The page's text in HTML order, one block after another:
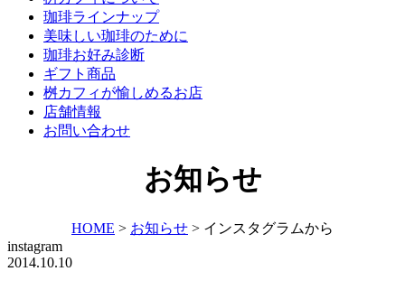
珈琲ラインナップ
美味しい珈琲のために
珈琲お好み診断
ギフト商品
桝カフィが愉しめるお店
店舗情報
お問い合わせ
お知らせ
HOME > お知らせ > インスタグラムから
instagram
2014.10.10